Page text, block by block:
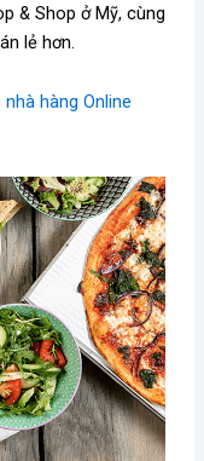
& Shop ở Mỹ, cùng
lẻ hơn.
nhà hàng Online